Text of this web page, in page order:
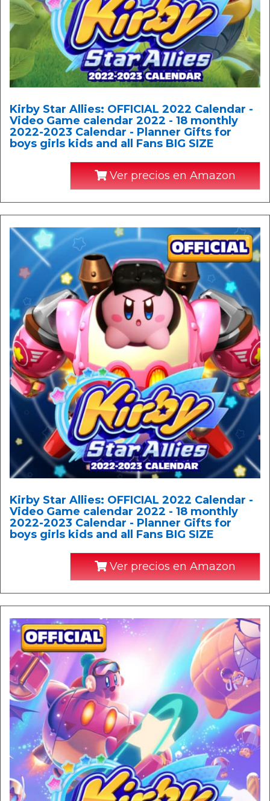
Kirby Star Allies: OFFICIAL 2022 Calendar -
Video Game calendar 2022 - 18 monthly
2022-2023 Calendar - Planner Gifts for
boys girls kids and all Fans BIG SIZE
Ver precios en Amazon
Kirby Star Allies: OFFICIAL 2022 Calendar -
Video Game calendar 2022 - 18 monthly
2022-2023 Calendar - Planner Gifts for
boys girls kids and all Fans BIG SIZE
Ver precios en Amazon